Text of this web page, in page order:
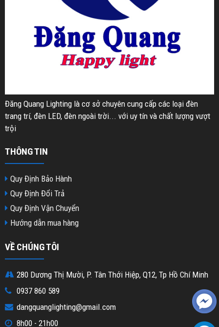
Đăng Quang Lighting là cơ sở chuyên cung cấp các loại đèn
trang trí, đèn LED, đèn ngoài trời... với uy tín và chất lượng vượt
trội
THÔNG TIN
Quy Định Bảo Hành
Quy Định Đổi Trả
Quy Định Vận Chuyển
Hướng dẫn mua hàng
VỀ CHÚNG TÔI
280 Dương Thị Mười, P. Tân Thới Hiệp, Q12, Tp Hồ Chí Minh
0937 860 589
dangquanglighting@gmail.com
8h00 - 21h00